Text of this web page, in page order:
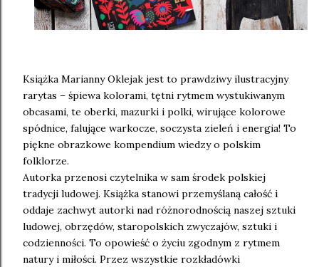
Książka Marianny Oklejak jest to prawdziwy ilustracyjny
rarytas – śpiewa kolorami, tętni rytmem wystukiwanym
obcasami, te oberki, mazurki i polki, wirujące kolorowe
spódnice, falujące warkocze, soczysta zieleń i energia! To
piękne obrazkowe kompendium wiedzy o polskim
folklorze.
Autorka przenosi czytelnika w sam środek polskiej
tradycji ludowej. Książka stanowi przemyślaną całość i
oddaje zachwyt autorki nad różnorodnością naszej sztuki
ludowej, obrzędów, staropolskich zwyczajów, sztuki i
codzienności. To opowieść o życiu zgodnym z rytmem
natury i miłości. Przez wszystkie rozkładówki